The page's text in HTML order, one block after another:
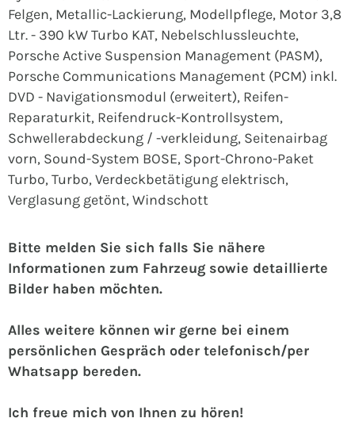
Felgen, Metallic-Lackierung, Modellpflege, Motor 3,8
Ltr. - 390 kW Turbo KAT, Nebelschlussleuchte,
Porsche Active Suspension Management (PASM),
Porsche Communications Management (PCM) inkl.
DVD - Navigationsmodul (erweitert), Reifen-
Reparaturkit, Reifendruck-Kontrollsystem,
Schwellerabdeckung / -verkleidung, Seitenairbag
vorn, Sound-System BOSE, Sport-Chrono-Paket
Turbo, Turbo, Verdeckbetätigung elektrisch,
Verglasung getönt, Windschott
Bitte melden Sie sich falls Sie nähere
Informationen zum Fahrzeug sowie detaillierte
Bilder haben möchten.
Alles weitere können wir gerne bei einem
persönlichen Gespräch oder telefonisch/per
Whatsapp bereden.
Ich freue mich von Ihnen zu hören!